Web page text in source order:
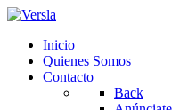
Inicio
Quienes Somos
Contacto
Back